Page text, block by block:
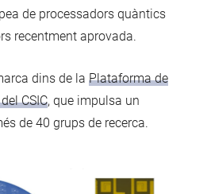
de processadors quàntics
recentment aprovada.
dins de la Plataforma de
CSIC, que impulsa un
de 40 grups de recerca.